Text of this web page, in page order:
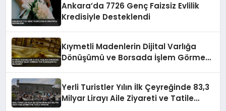
Ankara’da 7726 Genç Faizsiz Evlilik
Kredisiyle Desteklendi
Kıymetli Madenlerin Dijital Varlığa
Dönüşümü ve Borsada İşlem Görmesi
Yerli Turistler Yılın İlk Çeyreğinde 83,3
Milyar Lirayı Aile Ziyareti ve Tatile